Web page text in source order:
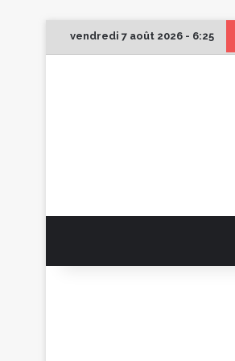
vendredi 7 août 2026 - 6:25